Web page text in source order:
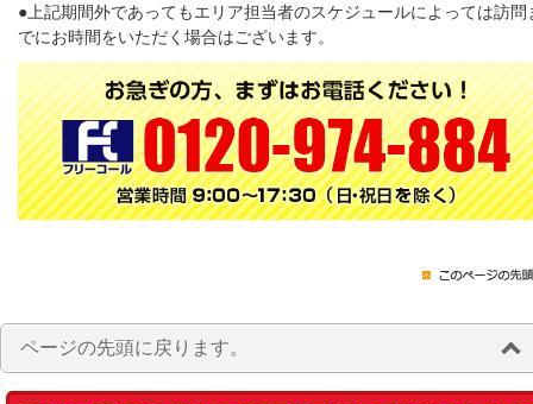
●上記期間外であってもエリア担当者のスケジュールによっては訪問
でにお時間をいただく場合はございます。
ページの先頭に戻ります。